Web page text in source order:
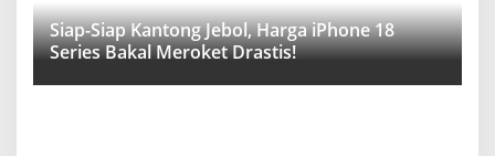
Siap-Siap Kantong Jebol, Harga iPhone 18
Series Bakal Meroket Drastis!